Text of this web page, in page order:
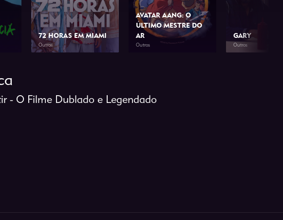
72 HORAS EM MIAMI
Outros
AVATAR AANG: O
ÚLTIMO MESTRE DO
AR
Outros
GARY
Outros
- O Filme Dublado e Legendado